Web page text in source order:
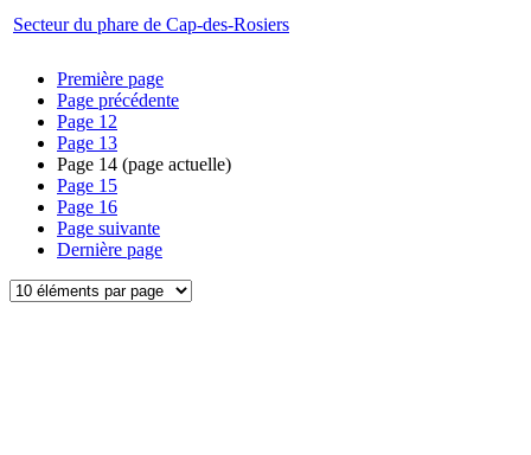
Secteur du phare de Cap-des-Rosiers
Première page
Page précédente
Page 12
Page 13
Page 14 (page actuelle)
Page 15
Page 16
Page suivante
Dernière page